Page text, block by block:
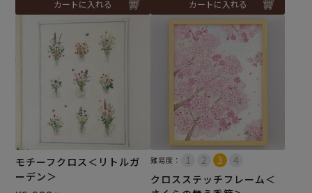
カートに入れる カートに入れる
モチーフクロス＜リトルガ
ーデン＞
難易度：
クロスステッチフレーム＜